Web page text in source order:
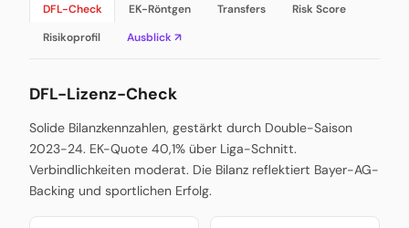
DFL-Check EK-Röntgen Transfers
Risk Score
Risikoprofil
Ausblick ↗
DFL-Lizenz-Check
Solide Bilanzkennzahlen, gestärkt durch Double-Saison
2023-24. EK-Quote 40,1% über Liga-Schnitt.
Verbindlichkeiten moderat. Die Bilanz reflektiert Bayer-AG-
Backing und sportlichen Erfolg.